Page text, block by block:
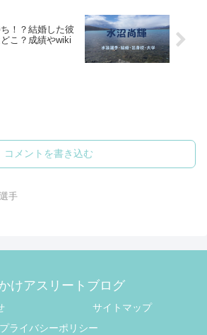
！？結婚した彼
こ？成績やwiki
コメントを書き込む
手
けアスリートブログ
サイトマップ
プライバシーポリシー